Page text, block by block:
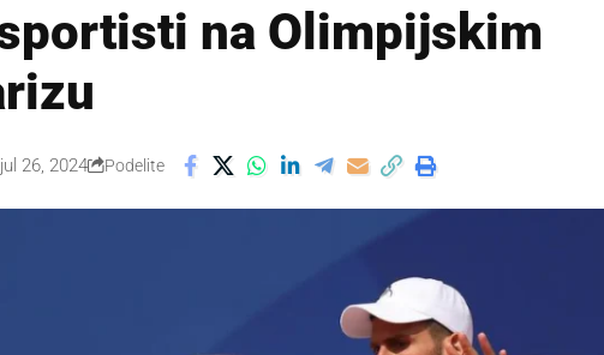
na Olimpijskim
jul 26, 2024 Podelite